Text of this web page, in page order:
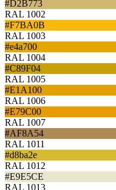
#D2B773
RAL 1002
#F7BA0B
RAL 1003
#e4a700
RAL 1004
#C89F04
RAL 1005
#E1A100
RAL 1006
#E79C00
RAL 1007
#AF8A54
RAL 1011
#d8ba2e
RAL 1012
#E9E5CE
RAL 1013